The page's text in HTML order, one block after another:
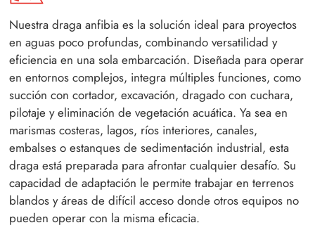
Nuestra draga anfibia es la solución ideal para proyectos
en aguas poco profundas, combinando versatilidad y
eficiencia en una sola embarcación. Diseñada para operar
en entornos complejos, integra múltiples funciones, como
succión con cortador, excavación, dragado con cuchara,
pilotaje y eliminación de vegetación acuática. Ya sea en
marismas costeras, lagos, ríos interiores, canales,
embalses o estanques de sedimentación industrial, esta
draga está preparada para afrontar cualquier desafío. Su
capacidad de adaptación le permite trabajar en terrenos
blandos y áreas de difícil acceso donde otros equipos no
pueden operar con la misma eficacia.